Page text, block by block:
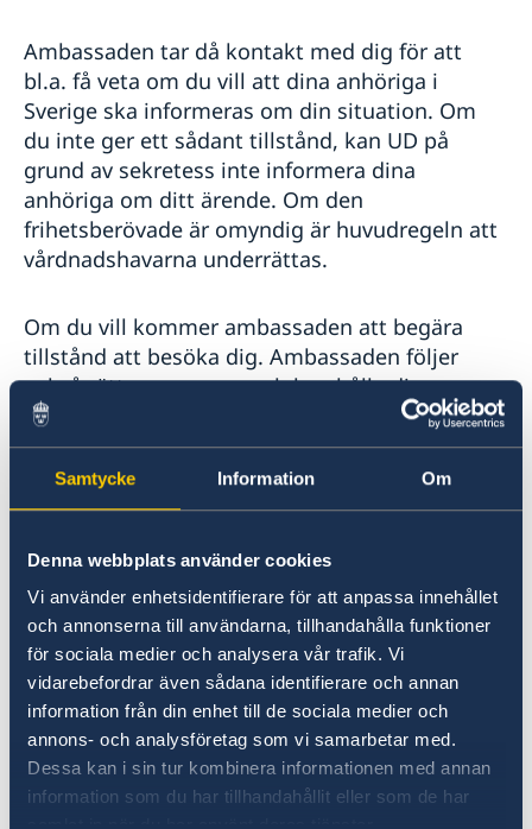
Samtycke Information Om
Denna webbplats använder cookies
Vi använder enhetsidentifierare för att anpassa innehållet
och annonserna till användarna, tillhandahålla funktioner
för sociala medier och analysera vår trafik. Vi
vidarebefordrar även sådana identifierare och annan
information från din enhet till de sociala medier och
annons- och analysföretag som vi samarbetar med.
Dessa kan i sin tur kombinera informationen med annan
information som du har tillhandahållit eller som de har
Ambassaden tar då kontakt med dig för att
bl.a. få veta om du vill att dina anhöriga i
Sverige ska informeras om din situation. Om
du inte ger ett sådant tillstånd, kan UD på
grund av sekretess inte informera dina
anhöriga om ditt ärende. Om den
frihetsberövade är omyndig är huvudregeln att
vårdnadshavarna underrättas.
Om du vill kommer ambassaden att begära
tillstånd att besöka dig. Ambassaden följer
också rättsprocessen, och kan hålla dina
anhöriga informerade fortlöpande.
Ambassaden kan däremot inte intervenera i
den juridiska processen eller fungera som
juridisk rådgivare.
Försvarare
Ambassaden verkar för att du får en offentlig
försvarare. Skulle du hellre vilja ha en privat
försvarare, så kan ambassaden ge dig
namnförslag på advokater som du kan anlita.
Huvudregeln är då att du själv eller dina
anhöriga får betala advokatens arvode.